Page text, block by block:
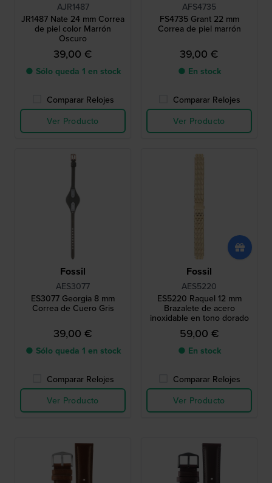
AJR1487
JR1487 Nate 24 mm Correa
de piel color Marrón
Oscuro
39,00 €
● Sólo queda 1 en stock
Comparar Relojes
Ver Producto
AFS4735
FS4735 Grant 22 mm
Correa de piel marrón
39,00 €
● En stock
Comparar Relojes
Ver Producto
Fossil
AES3077
ES3077 Georgia 8 mm
Correa de Cuero Gris
39,00 €
● Sólo queda 1 en stock
Comparar Relojes
Ver Producto
Fossil
AES5220
ES5220 Raquel 12 mm
Brazalete de acero
inoxidable en tono dorado
59,00 €
● En stock
Comparar Relojes
Ver Producto